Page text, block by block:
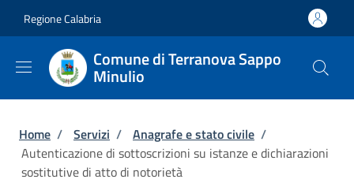
Regione Calabria
Comune di Terranova Sappo
Minulio
Briciole di pane
Home / Servizi / Anagrafe e stato civile /
Autenticazione di sottoscrizioni su istanze e dichiarazioni
sostitutive di atto di notorietà